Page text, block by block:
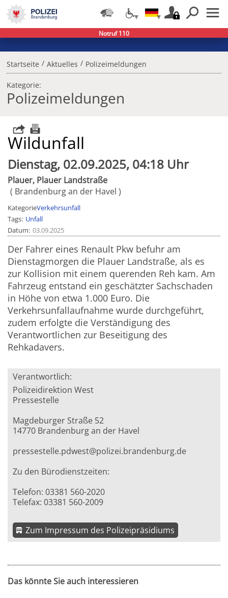
Startseite / Aktuelles / Polizeimeldungen
Kategorie:
Polizeimeldungen
Wildunfall
Dienstag, 02.09.2025, 04:18 Uhr
Plauer, Plauer Landstraße
Brandenburg an der Havel
KategorieVerkehrsunfall
Tags Unfall
Datum 03.09.2025
Der Fahrer eines Renault Pkw befuhr am
Dienstagmorgen die Plauer Landstraße, als es
zur Kollision mit einem querenden Reh kam. Am
Fahrzeug entstand ein geschätzter Sachschaden
in Höhe von etwa 1.000 Euro. Die
Verkehrsunfallaufnahme wurde durchgeführt,
zudem erfolgte die Verständigung des
Verantwortlichen zur Beseitigung des
Rehkadavers.
Verantwortlich:
Polizeidirektion West
Pressestelle
Magdeburger Straße 52
14770 Brandenburg an der Havel
pressestelle.pdwest@polizei.brandenburg.de
Zu den Bürodienstzeiten:
Telefon: 03381 560-2020
Telefax: 03381 560-2009
Zum Impressum des Polizeipräsidiums
Das könnte Sie auch interessieren
Notruf 110